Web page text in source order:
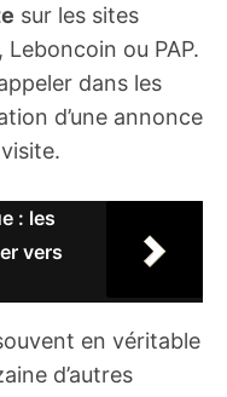
sur les sites
Leboncoin ou PAP.
dans les
d’une annonce
: les
vers
en véritable
d’autres